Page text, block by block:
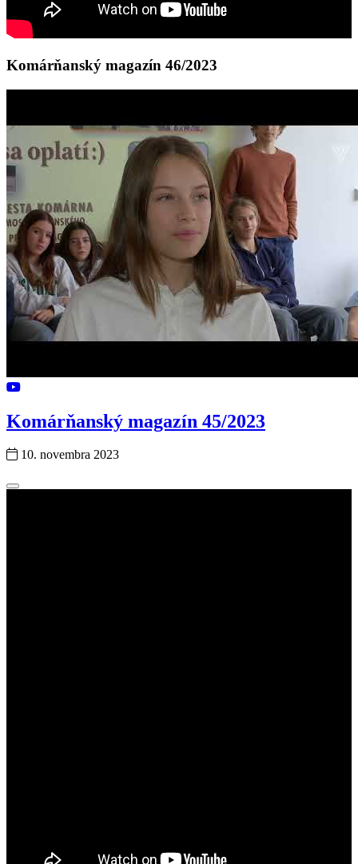
Komárňanský magazín 46/2023
Komárňanský magazín 45/2023
10. novembra 2023